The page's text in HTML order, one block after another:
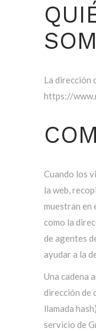
La dirección
https://
Cuando los
la web,
muestran en
como la
de agentes
ayudar a la
Una cadena
dirección de
llamada
servicio de